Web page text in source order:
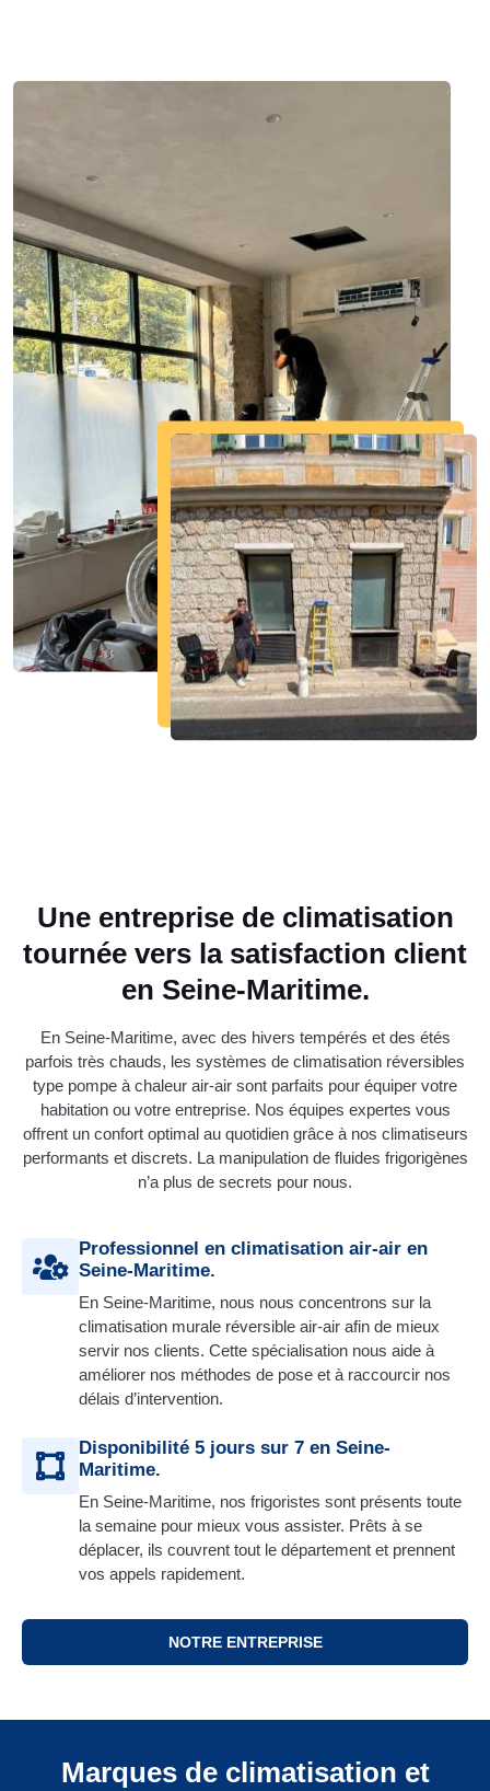
Une entreprise de climatisation
tournée vers la satisfaction client
en Seine-Maritime.
En Seine-Maritime, avec des hivers tempérés et des étés
parfois très chauds, les systèmes de climatisation réversibles
type pompe à chaleur air-air sont parfaits pour équiper votre
habitation ou votre entreprise. Nos équipes expertes vous
offrent un confort optimal au quotidien grâce à nos climatiseurs
performants et discrets. La manipulation de fluides frigorigènes
n’a plus de secrets pour nous.
Professionnel en climatisation air-air en
Seine-Maritime.
En Seine-Maritime, nous nous concentrons sur la
climatisation murale réversible air-air afin de mieux
servir nos clients. Cette spécialisation nous aide à
améliorer nos méthodes de pose et à raccourcir nos
délais d’intervention.
Disponibilité 5 jours sur 7 en Seine-
Maritime.
En Seine-Maritime, nos frigoristes sont présents toute
la semaine pour mieux vous assister. Prêts à se
déplacer, ils couvrent tout le département et prennent
vos appels rapidement.
NOTRE ENTREPRISE
Marques de climatisation et